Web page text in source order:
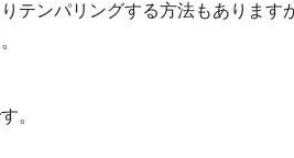
テンパリングする方法もありま
。